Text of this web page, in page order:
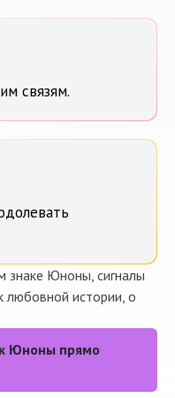
связям.
знаке Юноны, сигналы
любовной истории, о
Юноны прямо